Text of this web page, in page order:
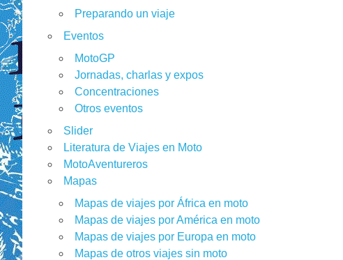
Preparando un viaje
Eventos
MotoGP
Jornadas, charlas y expos
Concentraciones
Otros eventos
Slider
Literatura de Viajes en Moto
MotoAventureros
Mapas
Mapas de viajes por África en moto
Mapas de viajes por América en moto
Mapas de viajes por Europa en moto
Mapas de otros viajes sin moto